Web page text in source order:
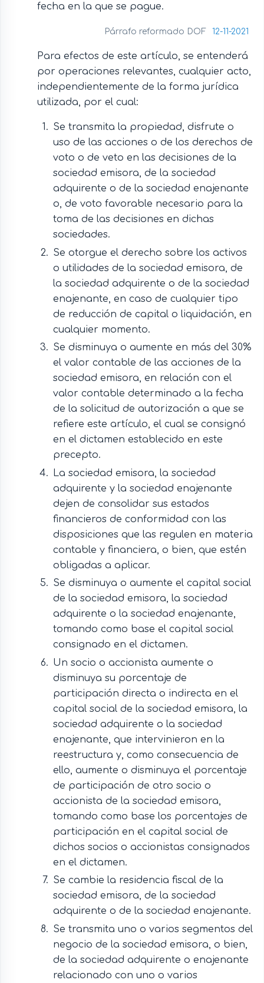
fecha en la que se pague.
Párrafo reformado DOF 12-11-2021
Para efectos de este artículo, se entenderá
por operaciones relevantes, cualquier acto,
independientemente de la forma jurídica
utilizada, por el cual:
Se transmita la propiedad, disfrute o
uso de las acciones o de los derechos de
voto o de veto en las decisiones de la
sociedad emisora, de la sociedad
adquirente o de la sociedad enajenante
o, de voto favorable necesario para la
toma de las decisiones en dichas
sociedades.
Se otorgue el derecho sobre los activos
o utilidades de la sociedad emisora, de
la sociedad adquirente o de la sociedad
enajenante, en caso de cualquier tipo
de reducción de capital o liquidación, en
cualquier momento.
Se disminuya o aumente en más del 30%
el valor contable de las acciones de la
sociedad emisora, en relación con el
valor contable determinado a la fecha
de la solicitud de autorización a que se
refiere este artículo, el cual se consignó
en el dictamen establecido en este
precepto.
La sociedad emisora, la sociedad
adquirente y la sociedad enajenante
dejen de consolidar sus estados
financieros de conformidad con las
disposiciones que las regulen en materia
contable y financiera, o bien, que estén
obligadas a aplicar.
Se disminuya o aumente el capital social
de la sociedad emisora, la sociedad
adquirente o la sociedad enajenante,
tomando como base el capital social
consignado en el dictamen.
Un socio o accionista aumente o
disminuya su porcentaje de
participación directa o indirecta en el
capital social de la sociedad emisora, la
sociedad adquirente o la sociedad
enajenante, que intervinieron en la
reestructura y, como consecuencia de
ello, aumente o disminuya el porcentaje
de participación de otro socio o
accionista de la sociedad emisora,
tomando como base los porcentajes de
participación en el capital social de
dichos socios o accionistas consignados
en el dictamen.
Se cambie la residencia fiscal de la
sociedad emisora, de la sociedad
adquirente o de la sociedad enajenante.
Se transmita uno o varios segmentos del
negocio de la sociedad emisora, o bien,
de la sociedad adquirente o enajenante
relacionado con uno o varios